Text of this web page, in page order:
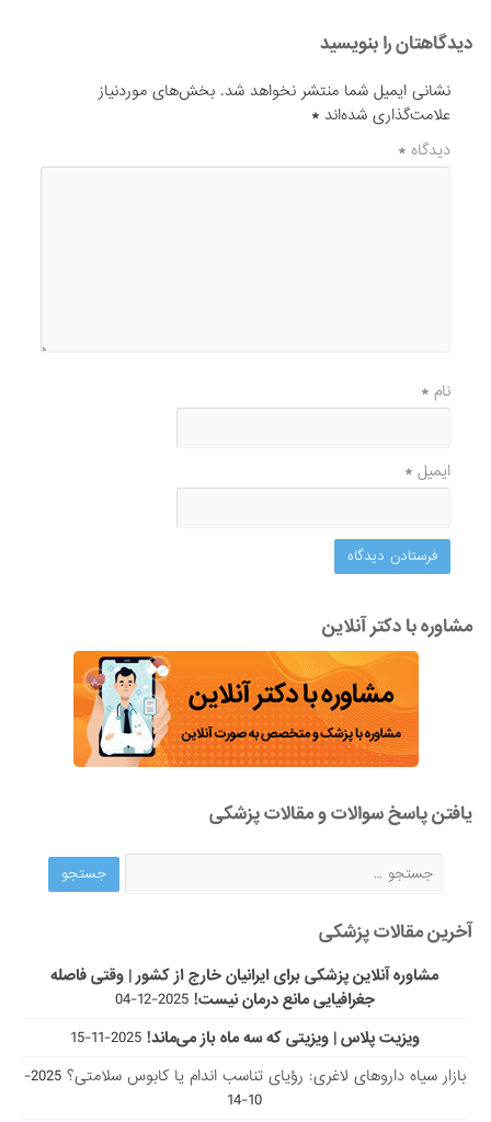
دیدگاهتان را بنویسید
نشانی ایمیل شما منتشر نخواهد شد. بخش‌های موردنیاز
علامت‌گذاری شده‌اند*
دیدگاه*
نام*
ایمیل*
مشاوره با دکتر آنلاین
یافتن پاسخ سوالات و مقالات پزشکی
آخرین مقالات پزشکی
مشاوره آنلاین پزشکی برای ایرانیان خارج از کشور | وقتی فاصله
جغرافیایی مانع درمان نیست! 2025-12-04
ویزیت پلاس | ویزیتی که سه ماه باز می‌ماند! 2025-11-15
بازار سیاه داروهای لاغری: رؤیای تناسب اندام یا کابوس سلامتی؟
2025-
10-14